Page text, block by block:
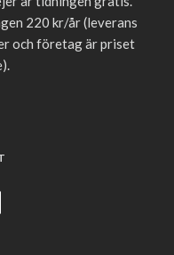
220 kr/år (leverans
och företag är priset